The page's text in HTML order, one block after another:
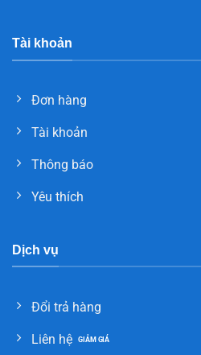
Tài khoản
Đơn hàng
Tài khoản
Thông báo
Yêu thích
Dịch vụ
Đổi trả hàng
Liên hệ